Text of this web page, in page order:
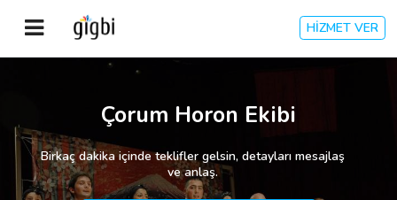
HİZMET VER
Giriş Yap
Kayıt Ol
Çorum Horon Ekibi
Birkaç dakika içinde teklifler gelsin, detayları mesajlaş
ve anlaş.